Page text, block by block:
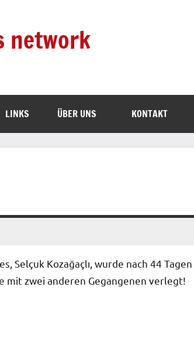
network
LINKS ÜBER UNS KONTAKT
Selçuk Kozağaçlı, wurde nach 44 Tagen
zwei anderen Gegangenen verlegt!